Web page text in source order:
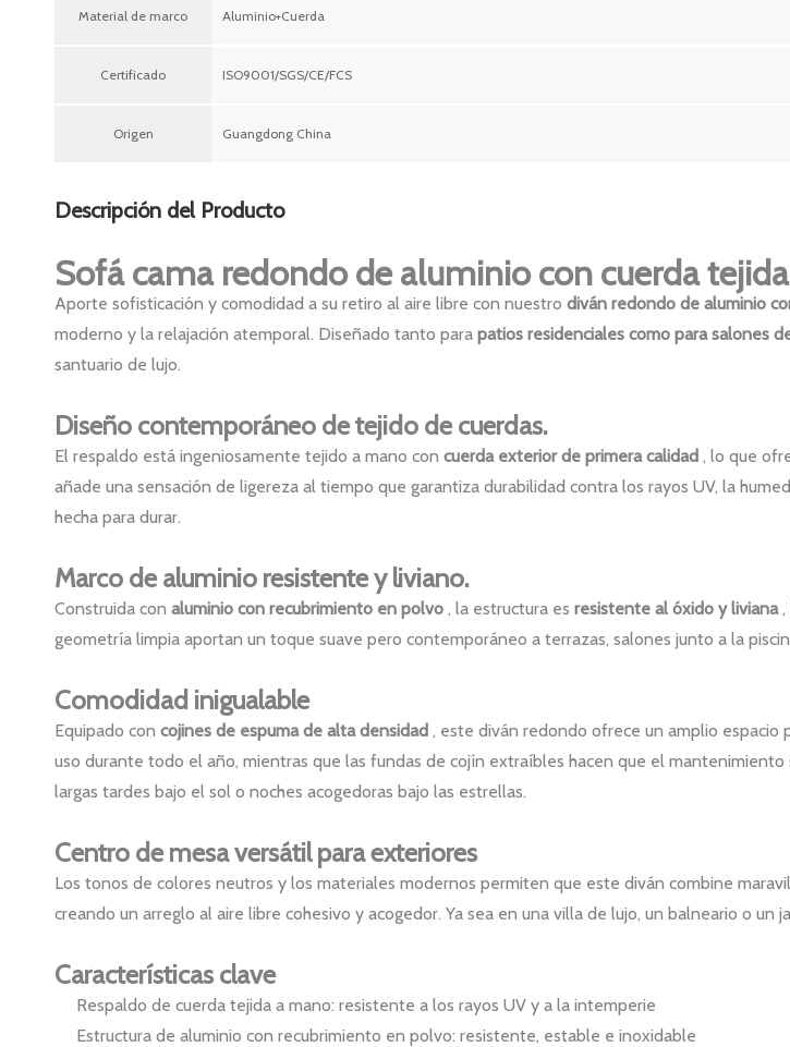
Material de marco Aluminio+Cuerda
Certificado ISO9001/SGS/CE/FCS
Origen Guangdong China
Descripción del Producto
Sofá cama redondo de aluminio con cuerda
Aporte sofisticación y comodidad a su retiro al aire libre con nuestro diván redondo de aluminio
moderno y la relajación atemporal. Diseñado tanto para patios residenciales como para salones
santuario de lujo.
Diseño contemporáneo de tejido de cuerdas.
El respaldo está ingeniosamente tejido a mano con cuerda exterior de primera calidad , lo que
añade una sensación de ligereza al tiempo que garantiza durabilidad contra los rayos UV, la
hecha para durar.
Marco de aluminio resistente y liviano.
Construida con aluminio con recubrimiento en polvo , la estructura es resistente al óxido y liviana
geometría limpia aportan un toque suave pero contemporáneo a terrazas, salones junto a la
Comodidad inigualable
Equipado con cojines de espuma de alta densidad , este diván redondo ofrece un amplio espacio
uso durante todo el año, mientras que las fundas de cojín extraíbles hacen que el
largas tardes bajo el sol o noches acogedoras bajo las estrellas.
Centro de mesa versátil para exteriores
Los tonos de colores neutros y los materiales modernos permiten que este diván combine
creando un arreglo al aire libre cohesivo y acogedor. Ya sea en una villa de lujo, un balneario o
Características clave
Respaldo de cuerda tejida a mano: resistente a los rayos UV y a la intemperie
Estructura de aluminio con recubrimiento en polvo: resistente, estable e inoxidable